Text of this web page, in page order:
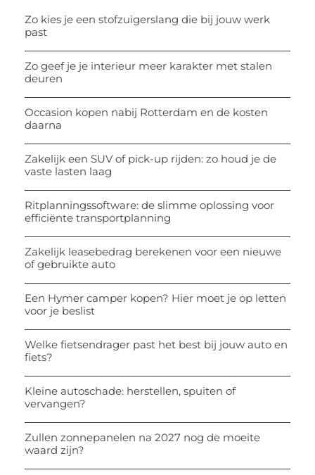
Zo kies je een stofzuigerslang die bij jouw werk
past
Zo geef je je interieur meer karakter met stalen
deuren
Occasion kopen nabij Rotterdam en de kosten
daarna
Zakelijk een SUV of pick-up rijden: zo houd je de
vaste lasten laag
Ritplanningssoftware: de slimme oplossing voor
efficiënte transportplanning
Zakelijk leasebedrag berekenen voor een nieuwe
of gebruikte auto
Een Hymer camper kopen? Hier moet je op letten
voor je beslist
Welke fietsendrager past het best bij jouw auto en
fiets?
Kleine autoschade: herstellen, spuiten of
vervangen?
Zullen zonnepanelen na 2027 nog de moeite
waard zijn?